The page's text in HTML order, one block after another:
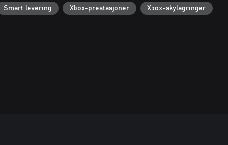
Smart levering Xbox-prestasjoner Xbox-skylagringer